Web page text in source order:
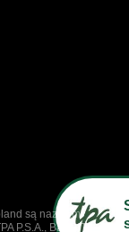
są nazwami
P.S.A., Baker Tilly